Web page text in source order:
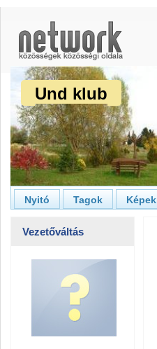
Und klub
Nyitó Tagok Képek
Vezetőváltás